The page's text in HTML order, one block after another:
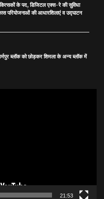
के पद, डिजिटल एक्स-रे की सुविधा
परियोजनाओं की आधारशिलाएं व उद्घाटन
ब्लॉक को छोड़कर शिमला के अन्य ब्लॉक में
21:53